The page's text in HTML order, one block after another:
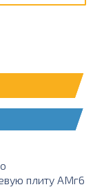
плиту АМг6